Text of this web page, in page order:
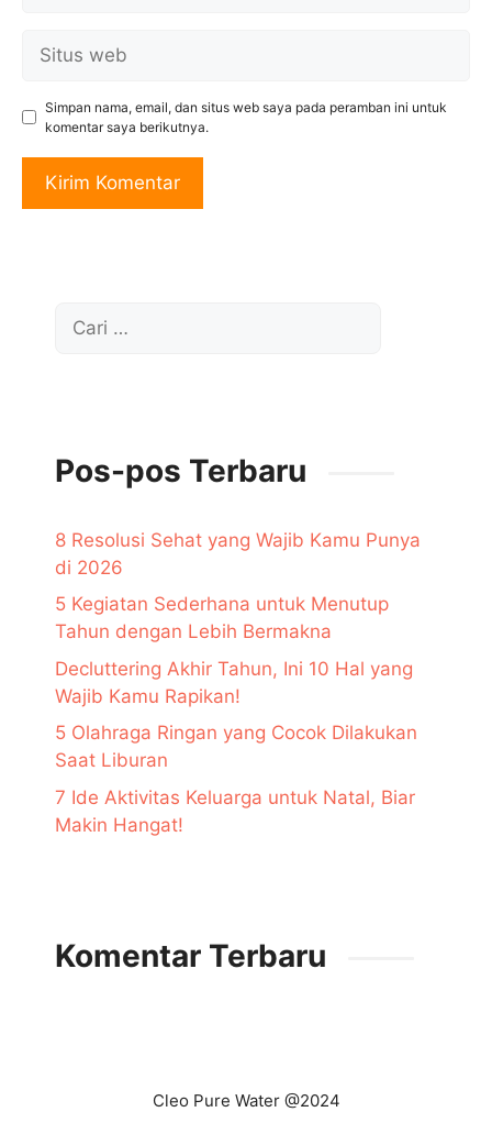
web
Simpan nama, email, dan situs web saya pada peramban ini untuk
komentar saya berikutnya.
untuk:
Pos-pos Terbaru
8 Resolusi Sehat yang Wajib Kamu Punya
di 2026
5 Kegiatan Sederhana untuk Menutup
Tahun dengan Lebih Bermakna
Decluttering Akhir Tahun, Ini 10 Hal yang
Wajib Kamu Rapikan!
5 Olahraga Ringan yang Cocok Dilakukan
Saat Liburan
7 Ide Aktivitas Keluarga untuk Natal, Biar
Makin Hangat!
Komentar Terbaru
Cleo Pure Water @2024